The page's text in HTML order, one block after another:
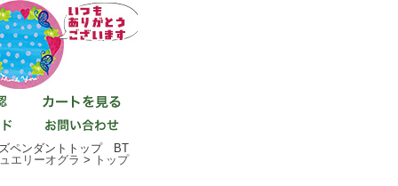
ズペンダントトップ BT
エリーオグラ > トップ